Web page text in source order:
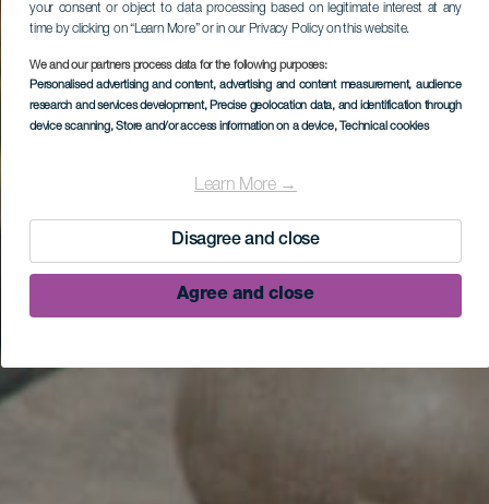
your consent or object to data processing based on legitimate interest at any
time by clicking on “Learn More” or in our Privacy Policy on this website.
We and our partners process data for the following purposes:
Personalised advertising and content, advertising and content measurement, audience
research and services development, Precise geolocation data, and identification through
device scanning, Store and/or access information on a device, Technical cookies
Learn More →
Disagree and close
Agree and close